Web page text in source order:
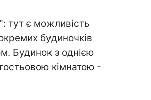
тут є можливість
будиночків
Будинок з однією
кімнатою -